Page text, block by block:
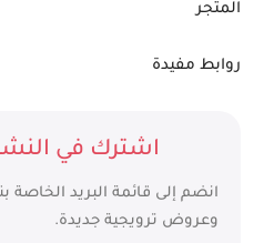
المتجر
روابط مفيدة
اشترك في
انضم إلى قائمة البريد الخاصة
وعروض ترويجية جديدة.